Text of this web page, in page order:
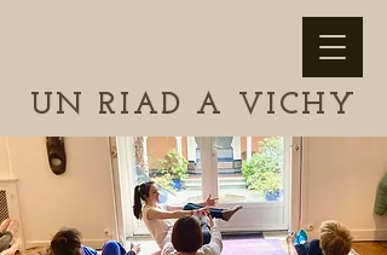
UN RIAD A VICHY